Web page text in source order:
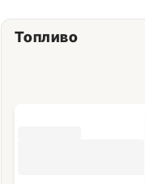
Топливо